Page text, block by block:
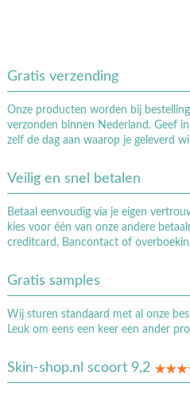
Gratis verzending
Onze producten worden bij
verzonden binnen Nederland. Geef
zelf de dag aan waarop je geleverd
Veilig en snel betalen
Betaal eenvoudig via je eigen
kies voor één van onze andere
creditcard, Bancontact of
Gratis samples
Wij sturen standaard met al onze
Leuk om eens een keer een ander
Skin-shop.nl scoort 9,2